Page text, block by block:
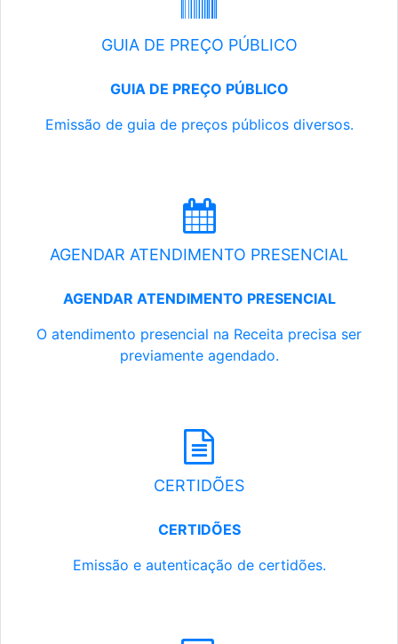
GUIA DE PREÇO PÚBLICO
GUIA DE PREÇO PÚBLICO
Emissão de guia de preços públicos diversos.
AGENDAR ATENDIMENTO PRESENCIAL
AGENDAR ATENDIMENTO PRESENCIAL
O atendimento presencial na Receita precisa ser
previamente agendado.
CERTIDÕES
CERTIDÕES
Emissão e autenticação de certidões.